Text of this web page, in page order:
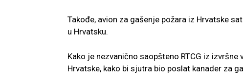
Takođe, avion za gašenje požara iz Hrvatske
u Hrvatsku.
Kako je nezvanično saopšteno RTCG iz
Hrvatske, kako bi sjutra bio poslat kanader za